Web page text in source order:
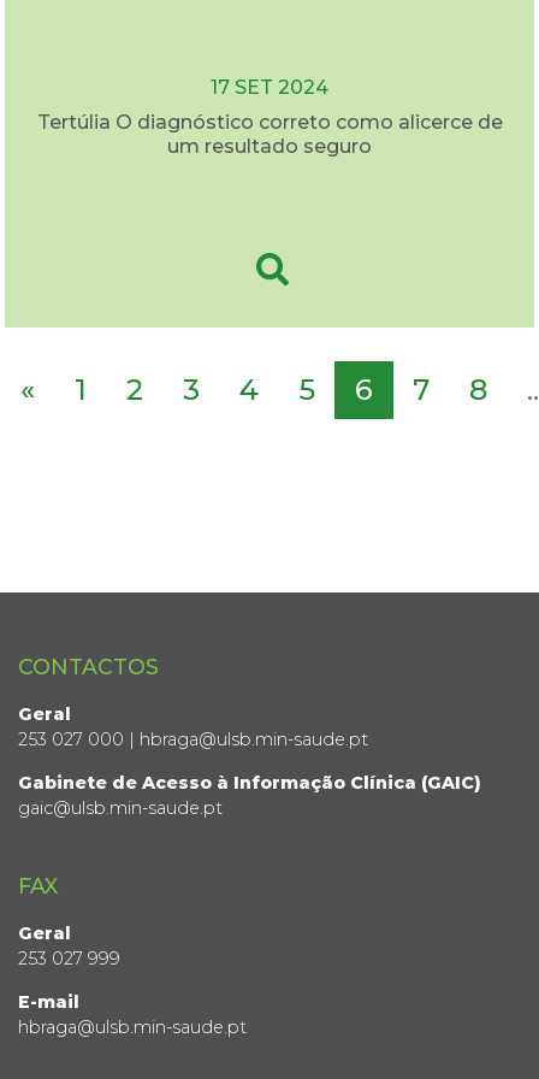
17 SET 2024
Tertúlia O diagnóstico correto como alicerce de
um resultado seguro
« 1 2 3 4 5 6 7 8
CONTACTOS
Geral
253 027 000 | hbraga@ulsb.min-saude.pt
Gabinete de Acesso à Informação Clínica (GAIC)
gaic@ulsb.min-saude.pt
FAX
Geral
253 027 999
E-mail
hbraga@ulsb.min-saude.pt